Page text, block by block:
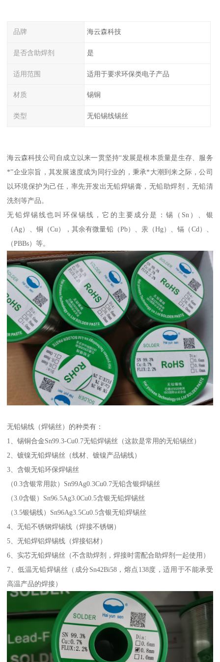
品牌 海云森科技
是否含助焊剂 是
适用范围 适用于要求环保类电子产品
材质 锡铜
类型 无铅锡线锡丝
海云森科技公司自成立以来一贯坚持“发展是根本质量是生存、服务
*”企业宗旨，其发展速度成为同行业的，秉承*大潮到来之际，公司
以环境保护为己任，率先开发出无铅焊锡膏，无铅助焊剂，无铅清
洗剂等产品。
无铅焊锡线也叫环保锡线，它的主要成分是：锡（Sn）、银
（Ag）、铜（Cu），其余有微量铅（Pb）、汞（Hg）、镉（Cd）、
（PBBs）等。
无铅锡线（焊锡丝）的种类有：
1、锡铜合金Sn99.3-Cu0.7无铅焊锡丝（这款是常用的无铅锡丝）
2、镀镍无铅焊锡丝（线材、镀镍产品锡线）
3、含银无铅环保焊锡丝
（0.3含银常用款）Sn99Ag0.3Cu0.7无铅含银焊锡丝
（3.0含银）Sn96.5Ag3.0Cu0.5含银无铅焊锡丝
（3.5银锡线）Sn96Ag3.5Cu0.5含银无铅焊锡丝
4、无铅不锈钢焊锡线（焊接不锈钢）
5、无铅焊铝焊锡线（焊接铝材）
6、实芯无铅焊锡丝（不含助焊剂，焊接时需配合助焊剂一起使用）
7、低温无铅焊锡丝（成分Sn42Bi58，熔点138度，适用于不能承受
高温产品的焊接）